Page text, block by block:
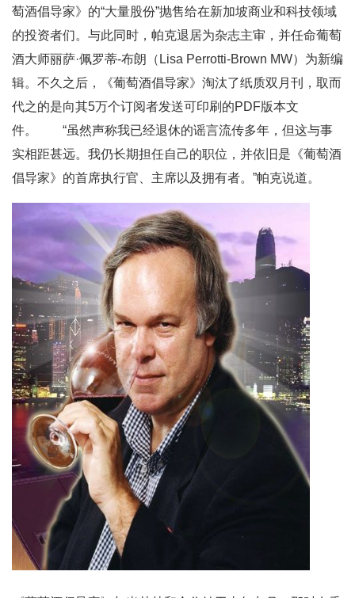
萄酒倡导家》的“大量股份”抛售给在新加坡商业和科技领域
的投资者们。与此同时，帕克退居为杂志主审，并任命葡萄
酒大师丽萨·佩罗蒂-布朗（Lisa Perrotti-Brown MW）为新编
辑。不久之后，《葡萄酒倡导家》淘汰了纸质双月刊，取而
代之的是向其5万个订阅者发送可印刷的PDF版本文
件。 “虽然声称我已经退休的谣言流传多年，但这与事
实相距甚远。我仍长期担任自己的职位，并依旧是《葡萄酒
倡导家》的首席执行官、主席以及拥有者。”帕克说道。